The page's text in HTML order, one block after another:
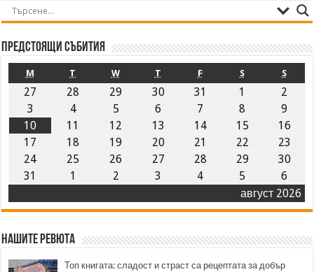
Предстоящи събития
август 2026
M T W T F S S
27 28 29 30 31 1
2
3
4 5 6 7 8
9
10
11 12 13 14 15
16
17
18 19 20 21 22
23
24
25 26 27 28 29
30
31
1 2 3 4 5 6
Нашите ревюта
Топ книгата: сладост и страст са рецептата за добър